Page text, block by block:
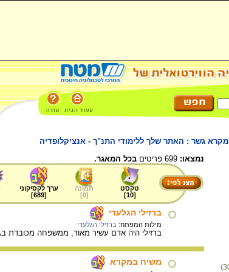
מקרא גשר : האתר שלך ללימודי התנ"ך - אנציקלופדיה
נמצאו:
בכל המאגר.
טקסט
[
10
]
תמונה
[
0
]
ערך לקסיקוני
[
689
]
ברזילי הגלעדי
מילות המפתח: ברזילי הגלעדי
ברזילי היה אדם עשיר מאוד, ממשפחה מכובדת
משיח במקרא